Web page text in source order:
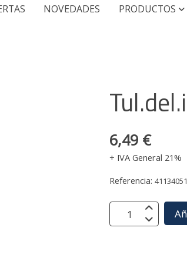
NOVEDADES PRODUCTOS
6,49 €
+ IVA General 21%
Referencia:41134051